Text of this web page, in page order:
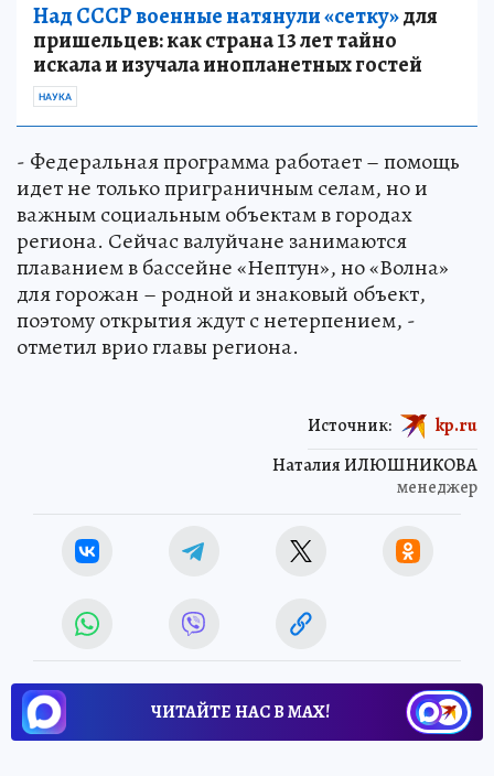
Над СССР военные натянули «сетку»для
пришельцев: как страна 13 лет тайно
искала и изучала инопланетных гостей
НАУКА
- Федеральная программа работает – помощь
идет не только приграничным селам, но и
важным социальным объектам в городах
региона. Сейчас валуйчане занимаются
плаванием в бассейне «Нептун», но «Волна»
для горожан – родной и знаковый объект,
поэтому открытия ждут с нетерпением, -
отметил врио главы региона.
Наталия ИЛЮШНИКОВА
менеджер
Источник: kp.ru
ЧИТАЙТЕ НАС В МАХ!